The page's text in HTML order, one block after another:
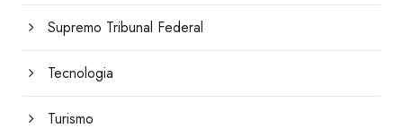
Supremo Tribunal Federal
Tecnologia
Turismo